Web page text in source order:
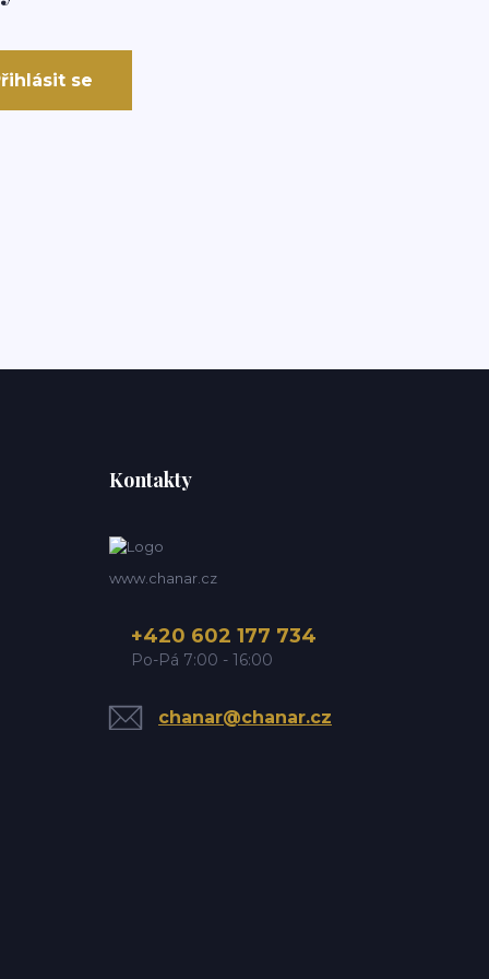
se
Kontakty
www.chanar.cz
+420 602 177 734
Po-Pá 7:00 - 16:00
chanar@chanar.cz